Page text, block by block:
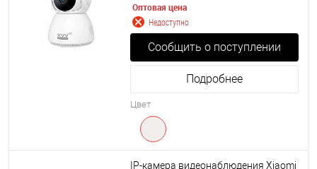
Оптовая цена
Недоступно
Сообщить о поступлении
Подробнее
Цвет
IP-камера видеонаблюдения Xiaomi